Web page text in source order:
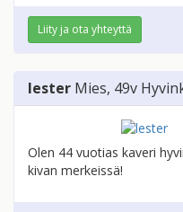
Liity ja ota yhteyttä
lester Mies, 49v
Olen 44 vuotias kaveri
kivan merkeissä!